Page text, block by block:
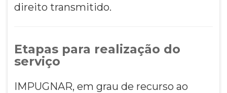
direito transmitido.
Etapas para realização do
serviço
IMPUGNAR, em grau de recurso ao